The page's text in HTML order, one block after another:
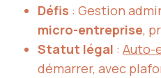
Défis : Gestion
micro-entreprise,
Statut légal : Auto-
démarrer, avec